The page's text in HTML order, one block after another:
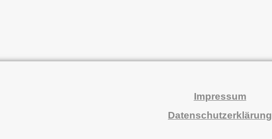
Impressum
Datenschutzerklärung